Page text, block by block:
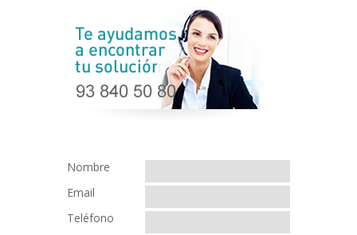
Nombre
Email
Teléfono